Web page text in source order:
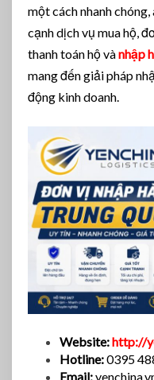
một cách nhanh
cạnh dịch vụ mua hộ,
thanh toán hộ vànhập
mang đến giải pháp
động kinh doanh.
Website:http://
Hotline:0395
Email: